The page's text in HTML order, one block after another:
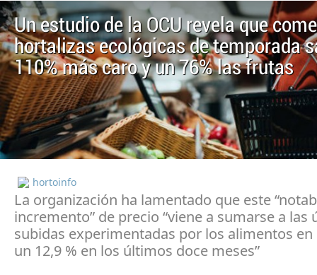
Un estudio de la OCU revela que
hortalizas ecológicas de temporada
110% más caro y un 76% las frutas
hortoinfo
La organización ha lamentado que este
incremento” de precio “viene a sumarse a las
subidas experimentadas por los alimentos en
un 12,9 % en los últimos doce meses”